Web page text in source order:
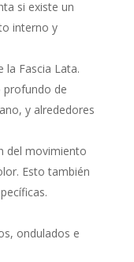
si existe un
interno y
la Fascia Lata.
profundo de
y alrededores
del movimiento
Esto también
ondulados e